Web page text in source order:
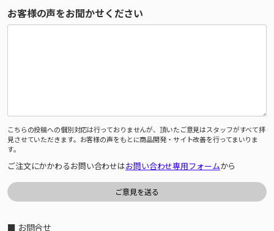
お客様の声をお聞かせください
こちらの投稿への個別対応は行っておりませんが、頂いたご意見はスタッフがすべて拝
見させていただきます。お客様の声をもとに商品開発・サイト改善を行ってまいりま
す。
ご注文にかかわるお問い合わせはお問い合わせ専用フォームから
■ お問合せ